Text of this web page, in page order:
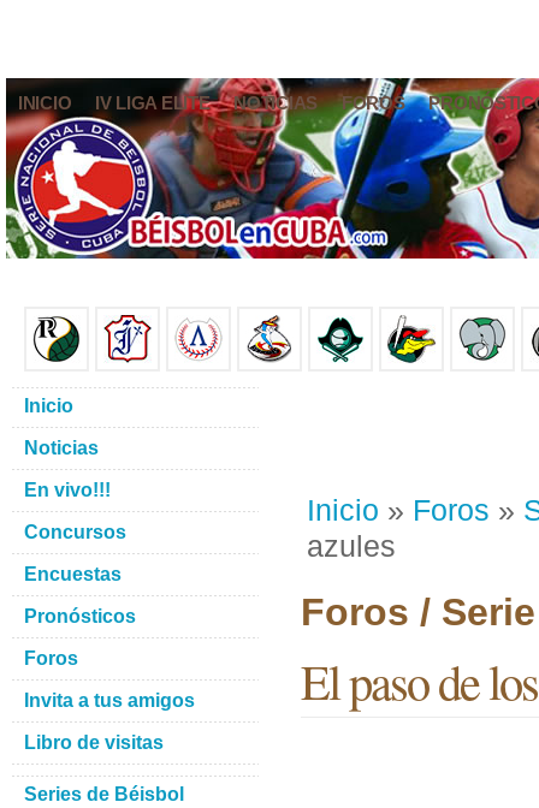
INICIO IV LIGA ELITE NOTICIAS FOROS
Inicio » Foros »
azules
Foros /
El paso de
Inicio
Noticias
En vivo!!!
Concursos
Encuestas
Pronósticos
Foros
Invita a tus amigos
Libro de visitas
Series de Béisbol